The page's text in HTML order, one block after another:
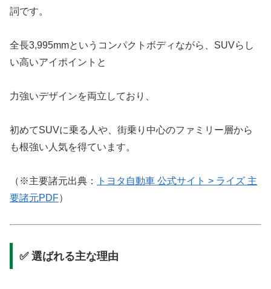
詞です。
全長3,995mmというコンパクトボディながら、SUVらし
い高いアイポイントと
力強いデザインを両立しており、
初めてSUVに乗る人や、街乗り中心のファミリー層から
も根強い人気を得ています。
（※主要諸元出典：
トヨタ自動車 公式サイト > ライズ 主
要諸元PDF）
✅ 選ばれる主な理由